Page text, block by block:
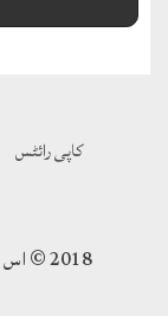
کاپی رائٹس
2018 © اس ویب سائٹ کے تمام جملہ حقوق محفوظ ہیں